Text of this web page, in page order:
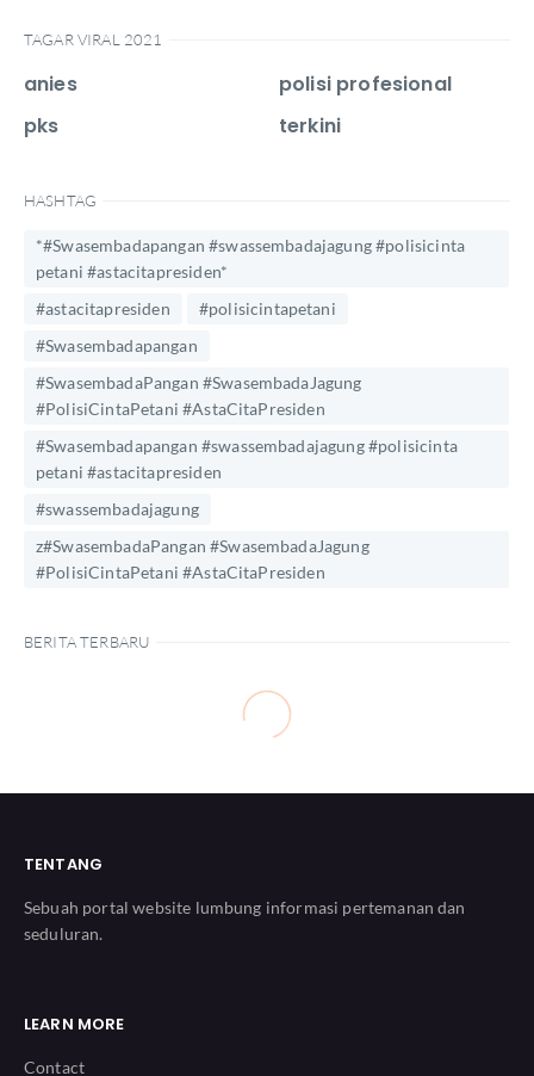
TAGAR VIRAL 2021
anies
pks
polisi profesional
terkini
HASHTAG
*#Swasembadapangan #swassembadajagung #polisicinta
petani #astacitapresiden*
#astacitapresiden
#polisicintapetani
#Swasembadapangan
#SwasembadaPangan #SwasembadaJagung
#PolisiCintaPetani #AstaCitaPresiden
#Swasembadapangan #swassembadajagung #polisicinta
petani #astacitapresiden
#swassembadajagung
z#SwasembadaPangan #SwasembadaJagung
#PolisiCintaPetani #AstaCitaPresiden
BERITA TERBARU
TENTANG
Sebuah portal website lumbung informasi pertemanan dan
seduluran.
LEARN MORE
Contact